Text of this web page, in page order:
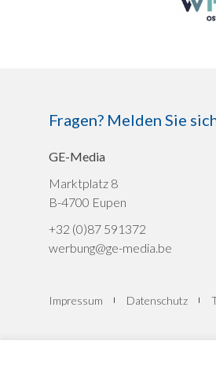
Fragen? Melden Sie
GE-Media
Marktplatz 8
B-4700 Eupen
+32 (0)87 591372
werbung@ge-media.be
Impressum Datenschutz